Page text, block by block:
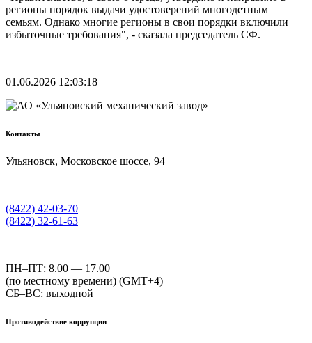
регионы порядок выдачи удостоверений многодетным
семьям. Однако многие регионы в свои порядки включили
избыточные требования", - сказала председатель СФ.
01.06.2026 12:03:18
Контакты
Ульяновск, Московское шоссе, 94
(8422) 42-03-70
(8422) 32-61-63
ПН–ПТ: 8.00 — 17.00
(по местному времени) (GMT+4)
СБ–ВС: выходной
Противодействие коррупции